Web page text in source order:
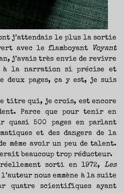
j’attendais le plus la sortie
avec le flamboyant
Voyant
j’avais très envie de revivre
à la narration si précise et
deux pages, ça y est, je suis
titre qui, je crois, est encore
Parce que pour tenir en
quasi 500 pages en parlant
et des dangers de la
même avoir un peu de talent.
beaucoup trop réducteur.
sorti en 1972, Les
l’auteur nous emmène à la suite
quatre scientifiques ayant